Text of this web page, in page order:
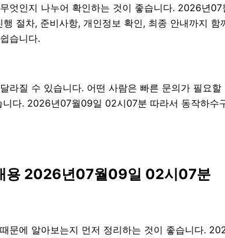
엇인지 나누어 확인하는 것이 좋습니다. 2026년
절차, 준비사항, 개인정보 확인, 최종 안내까지
습니다.
라질 수 있습니다. 어떤 사람은 빠른 문의가 필요
다. 2026년07월09일 02시07분 따라서 동작하
용 2026년07월09일 02시07분
문에 알아보는지 먼저 정리하는 것이 좋습니다.